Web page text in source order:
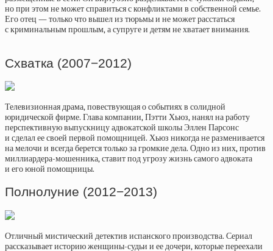
но при этом не может справиться с конфликтами в собственной семье.
Его отец — только что вышел из тюрьмы и не может расстаться
с криминальным прошлым, а супруге и детям не хватает внимания.
Схватка (2007−2012)
Телевизионная драма, повествующая о событиях в солидной
юридической фирме. Глава компании, Пэтти Хьюз, нанял на работу
перспективную выпускницу адвокатской школы Эллен Парсонс
и сделал ее своей первой помощницей. Хьюз никогда не разменивается
на мелочи и всегда берется только за громкие дела. Одно из них, против
миллиардера-мошенника, ставит под угрозу жизнь самого адвоката
и его юной помощницы.
Полнолуние (2012−2013)
Отличный мистический детектив испанского производства. Сериал
рассказывает историю женщины-судьи и ее дочери, которые переехали